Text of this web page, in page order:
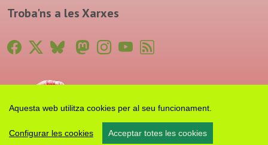
Aquesta web utilitza cookies per al seu funcionament.
Configurar les cookies Acceptar totes les cookies
Troba'ns a les Xarxes